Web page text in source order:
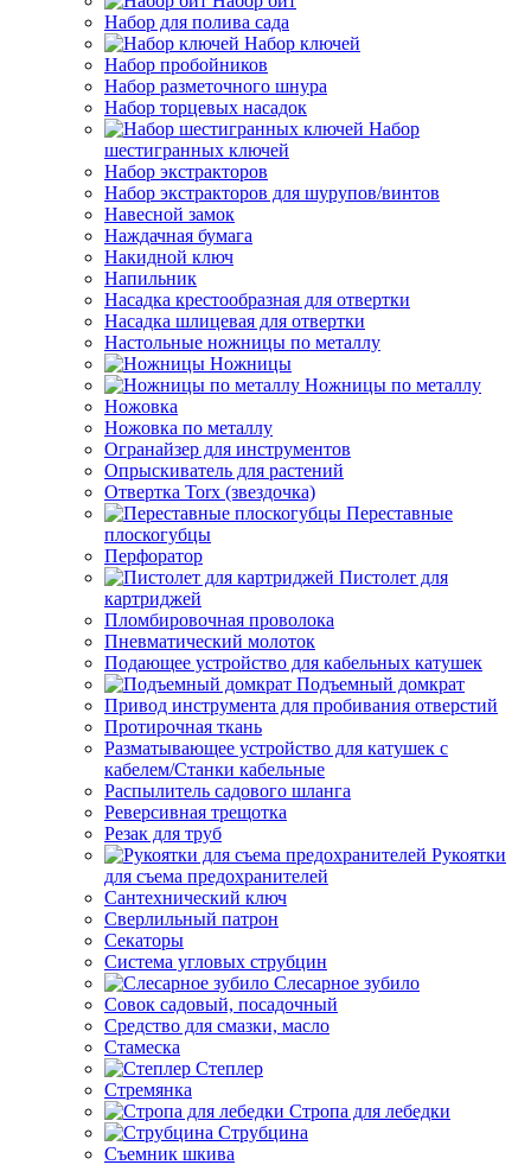
Набор для полива сада
Набор ключей
Набор пробойников
Набор разметочного шнура
Набор торцевых насадок
Набор
шестигранных ключей
Набор экстракторов
Набор экстракторов для шурупов/винтов
Навесной замок
Наждачная бумага
Накидной ключ
Напильник
Насадка крестообразная для отвертки
Насадка шлицевая для отвертки
Настольные ножницы по металлу
Ножницы
Ножницы по металлу
Ножовка
Ножовка по металлу
Огранайзер для инструментов
Опрыскиватель для растений
Отвертка Torx (звездочка)
Переставные
плоскогубцы
Перфоратор
Пистолет для
картриджей
Пломбировочная проволока
Пневматический молоток
Подающее устройство для кабельных катушек
Подъемный домкрат
Привод инструмента для пробивания отверстий
Протирочная ткань
Разматывающее устройство для катушек с
кабелем/Станки кабельные
Распылитель садового шланга
Реверсивная трещотка
Резак для труб
Рукоятки
для съема предохранителей
Сантехнический ключ
Сверлильный патрон
Секаторы
Система угловых струбцин
Слесарное зубило
Совок садовый, посадочный
Средство для смазки, масло
Стамеска
Степлер
Стремянка
Стропа для лебедки
Струбцина
Съемник шкива